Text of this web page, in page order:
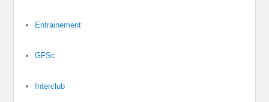
Entrainement
GFSc
Interclub